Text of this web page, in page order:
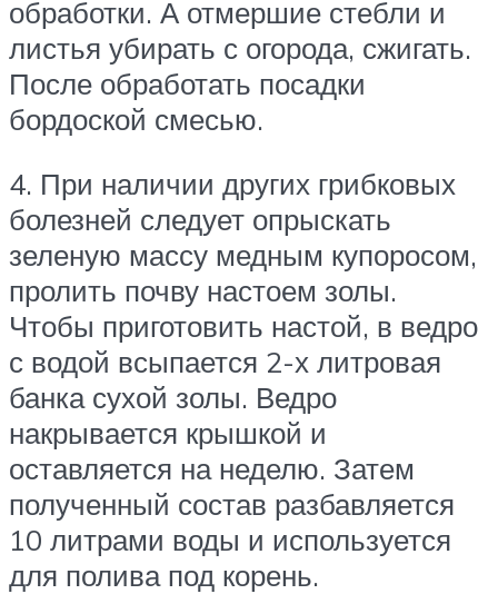
обработки. А отмершие стебли и
листья убирать с огорода, сжигать.
После обработать посадки
бордоской смесью.
4. При наличии других грибковых
болезней следует опрыскать
зеленую массу медным купоросом,
пролить почву настоем золы.
Чтобы приготовить настой, в ведро
с водой всыпается 2-х литровая
банка сухой золы. Ведро
накрывается крышкой и
оставляется на неделю. Затем
полученный состав разбавляется
10 литрами воды и используется
для полива под корень.